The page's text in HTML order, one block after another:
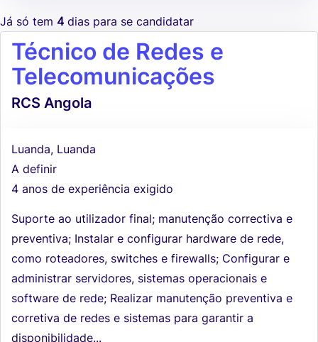
Já só tem 4 dias para se candidatar
Técnico de Redes e
Telecomunicações
RCS Angola
Luanda, Luanda
A definir
4 anos de experiência exigido
Suporte ao utilizador final; manutenção correctiva e
preventiva; Instalar e configurar hardware de rede,
como roteadores, switches e firewalls; Configurar e
administrar servidores, sistemas operacionais e
software de rede; Realizar manutenção preventiva e
corretiva de redes e sistemas para garantir a
disponibilidade...